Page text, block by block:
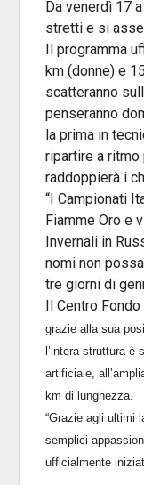
Da venerdì 17
stretti e si
Il programma
km (donne) e
scatteranno
penseranno
la prima in
ripartire a ritmo
raddoppierà i
“I Campionati
Fiamme Oro e
Invernali in
nomi non
tre giorni di
Il Centro
grazie alla sua
l’intera struttura
artificiale,
km di lunghezza.
“Grazie agli ultimi
semplici
ufficialmente